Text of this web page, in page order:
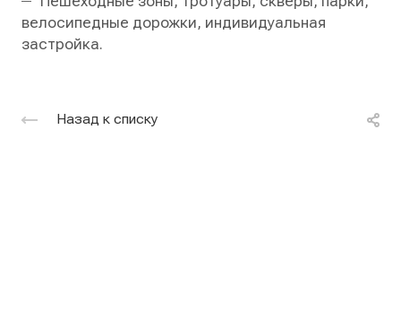
велосипедные дорожки, индивидуальная
застройка.
Назад к списку